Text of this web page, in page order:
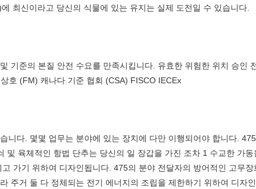
최신이라고 당신의 식물에 있는 유지는 실제 도전일 수 있습니다.
기준의 본질 안전 수요를 만족시킵니다. 유효한 위험한 위치 승인
호 (FM) 캐나다 기준 협회 (CSA) FISCO IECEx
니다. 몇몇 업무는 분야에 있는 장치에 다만 이행되어야 합니다.
및 육체적인 항법 단추는 당신의 일 장갑을 가진 조차 1 수교한 가
가기 위하여 디자인됩니다. 475의 분야 전달자의 방어적인 고무
주거 둘 다 정체되는 전기 에너지의 조립을 제한하기 위하여 디자